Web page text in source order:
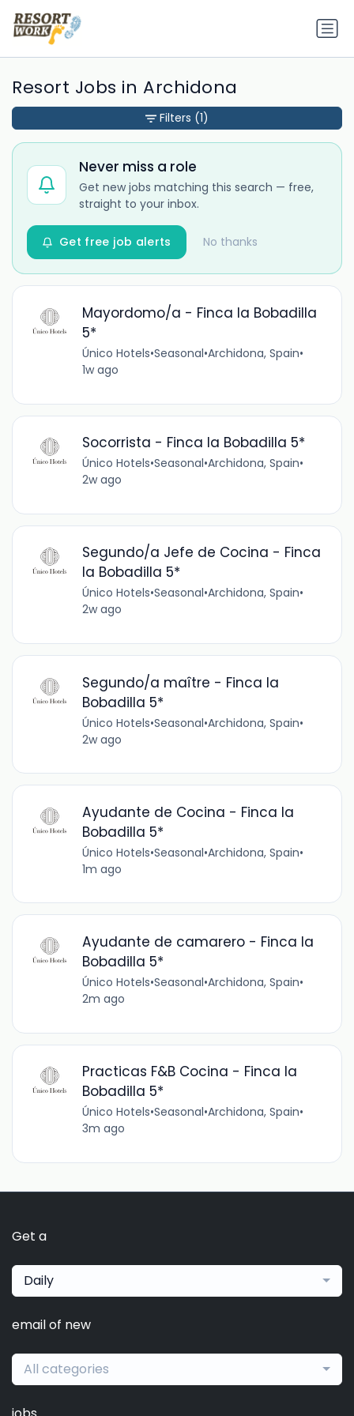
Resort Jobs in Archidona
Never miss a role
Get new jobs matching this search — free,
straight to your inbox.
No thanks
Get free job alerts
Mayordomo/a - Finca la Bobadilla
5*
Único Hotels•Seasonal•Archidona, Spain•
1w ago
Socorrista - Finca la Bobadilla 5*
Único Hotels•Seasonal•Archidona, Spain•
2w ago
Segundo/a Jefe de Cocina - Finca
la Bobadilla 5*
Único Hotels•Seasonal•Archidona, Spain•
2w ago
Segundo/a maître - Finca la
Bobadilla 5*
Único Hotels•Seasonal•Archidona, Spain•
2w ago
Ayudante de Cocina - Finca la
Bobadilla 5*
Único Hotels•Seasonal•Archidona, Spain•
1m ago
Ayudante de camarero - Finca la
Bobadilla 5*
Único Hotels•Seasonal•Archidona, Spain•
2m ago
Practicas F&B Cocina - Finca la
Bobadilla 5*
Único Hotels•Seasonal•Archidona, Spain•
3m ago
Filters (1)
Get a
Daily
email of new
All categories